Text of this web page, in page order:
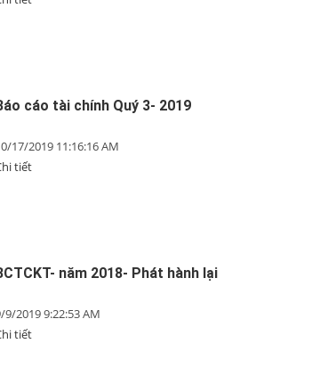
cáo tài chính Quý 3- 2019
17/2019 11:16:16 AM
tiết
năm 2018- Phát hành lại
9/2019 9:22:53 AM
tiết